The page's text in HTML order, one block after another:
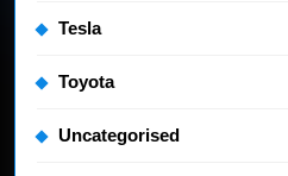
Tesla
Toyota
Uncategorised